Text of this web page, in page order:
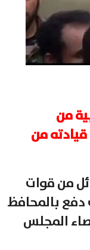
من
من
من قوات
دفع بالمحافظ
المجلس